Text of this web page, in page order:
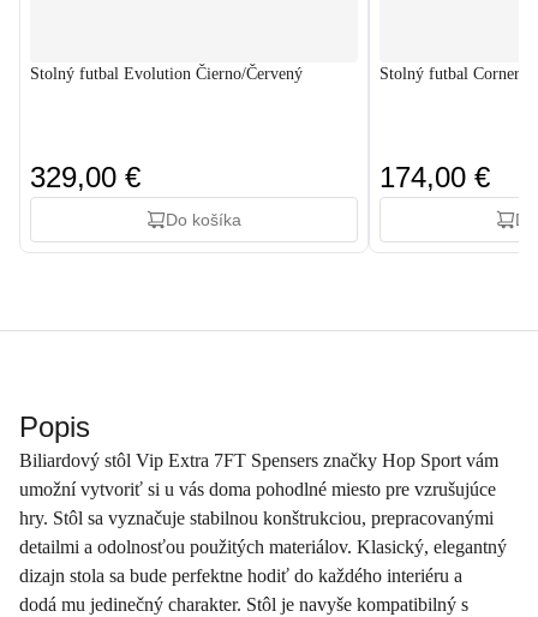
Stolný futbal Evolution Čierno/Červený
329,00 €
Do košíka
Stolný futbal Corner
174,00 €
Popis
Biliardový stôl Vip Extra 7FT Spensers značky Hop Sport vám
umožní vytvoriť si u vás doma pohodlné miesto pre vzrušujúce
hry. Stôl sa vyznačuje stabilnou konštrukciou, prepracovanými
detailmi a odolnosťou použitých materiálov. Klasický, elegantný
dizajn stola sa bude perfektne hodiť do každého interiéru a
dodá mu jedinečný charakter. Stôl je navyše kompatibilný s